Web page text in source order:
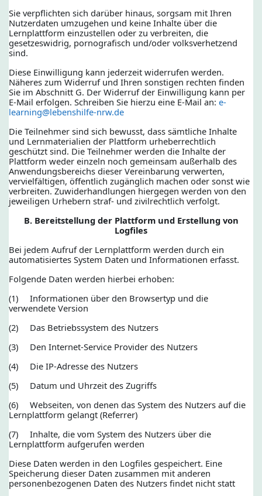
Sie verpflichten sich darüber hinaus, sorgsam mit Ihren
Nutzerdaten umzugehen und keine Inhalte über die
Lernplattform einzustellen oder zu verbreiten, die
gesetzeswidrig, pornografisch und/oder volksverhetzend
sind.
Diese Einwilligung kann jederzeit widerrufen werden.
Näheres zum Widerruf und Ihren sonstigen rechten finden
Sie im Abschnitt G. Der Widerruf der Einwilligung kann per
E-Mail erfolgen. Schreiben Sie hierzu eine E-Mail an: e-
learning@lebenshilfe-nrw.de
Die Teilnehmer sind sich bewusst, dass sämtliche Inhalte
und Lernmaterialien der Plattform urheberrechtlich
geschützt sind. Die Teilnehmer werden die Inhalte der
Plattform weder einzeln noch gemeinsam außerhalb des
Anwendungsbereichs dieser Vereinbarung verwerten,
vervielfältigen, öffentlich zugänglich machen oder sonst wie
verbreiten. Zuwiderhandlungen hiergegen werden von den
jeweiligen Urhebern straf- und zivilrechtlich verfolgt.
B. Bereitstellung der Plattform und Erstellung von
Logfiles
Bei jedem Aufruf der Lernplattform werden durch ein
automatisiertes System Daten und Informationen erfasst.
Folgende Daten werden hierbei erhoben:
(1) Informationen über den Browsertyp und die
verwendete Version
(2) Das Betriebssystem des Nutzers
(3) Den Internet-Service Provider des Nutzers
(4) Die IP-Adresse des Nutzers
(5) Datum und Uhrzeit des Zugriffs
(6) Webseiten, von denen das System des Nutzers auf die
Lernplattform gelangt (Referrer)
(7) Inhalte, die vom System des Nutzers über die
Lernplattform aufgerufen werden
Diese Daten werden in den Logfiles gespeichert. Eine
Speicherung dieser Daten zusammen mit anderen
personenbezogenen Daten des Nutzers findet nicht statt